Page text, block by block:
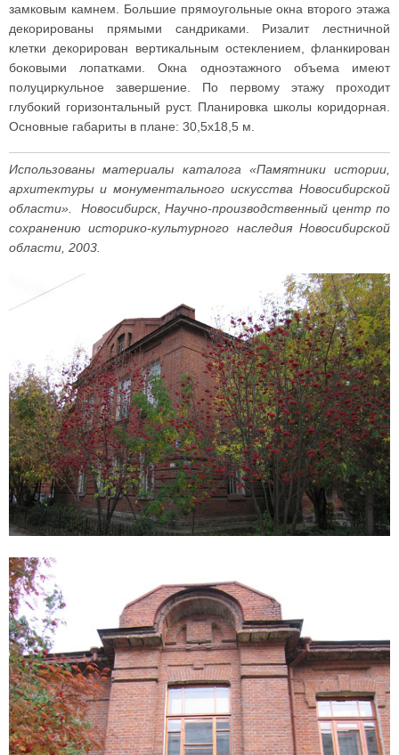
замковым камнем. Большие прямоугольные окна второго этажа
декорированы прямыми сандриками. Ризалит лестничной
клетки декорирован вертикальным остеклением, фланкирован
боковыми лопатками. Окна одноэтажного объема имеют
полуциркульное завершение. По первому этажу проходит
глубокий горизонтальный руст. Планировка школы коридорная.
Основные габариты в плане: 30,5x18,5 м.
Использованы материалы каталога «Памятники истории,
архитектуры и монументального искусства Новосибирской
области». Новосибирск, Научно-производственный центр по
сохранению историко-культурного наследия Новосибирской
области, 2003.